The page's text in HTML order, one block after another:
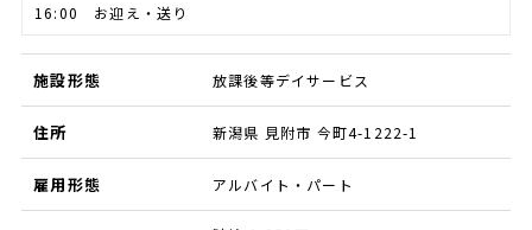
16:00 お迎え・送り
施設形態 放課後等デイサービス
住所 新潟県 見附市 今町4-1222-1
雇用形態 アルバイト・パート